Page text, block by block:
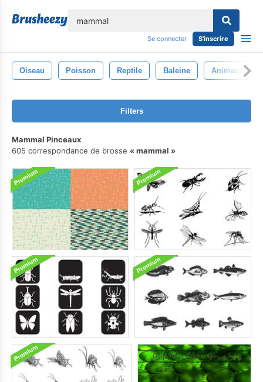
Se connecter S'inscrire
Oiseau Poisson Reptile Baleine Animaux
Filters
Mammal Pinceaux
605 correspondance de brosse
mammal